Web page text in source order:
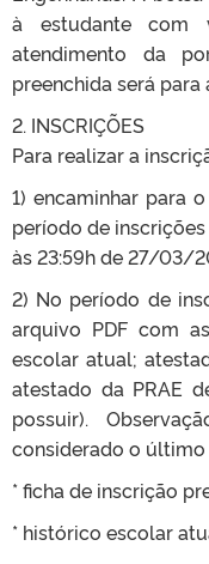
à estudante com
atendimento da
preenchida será
2. INSCRIÇÕES
Para realizar a
1) encaminhar para
período de
às 23:59h de 27/03/
2) No período de
arquivo PDF com
escolar atual;
atestado da PRAE
possuir).
considerado o
* ficha de inscrição
* histórico escolar